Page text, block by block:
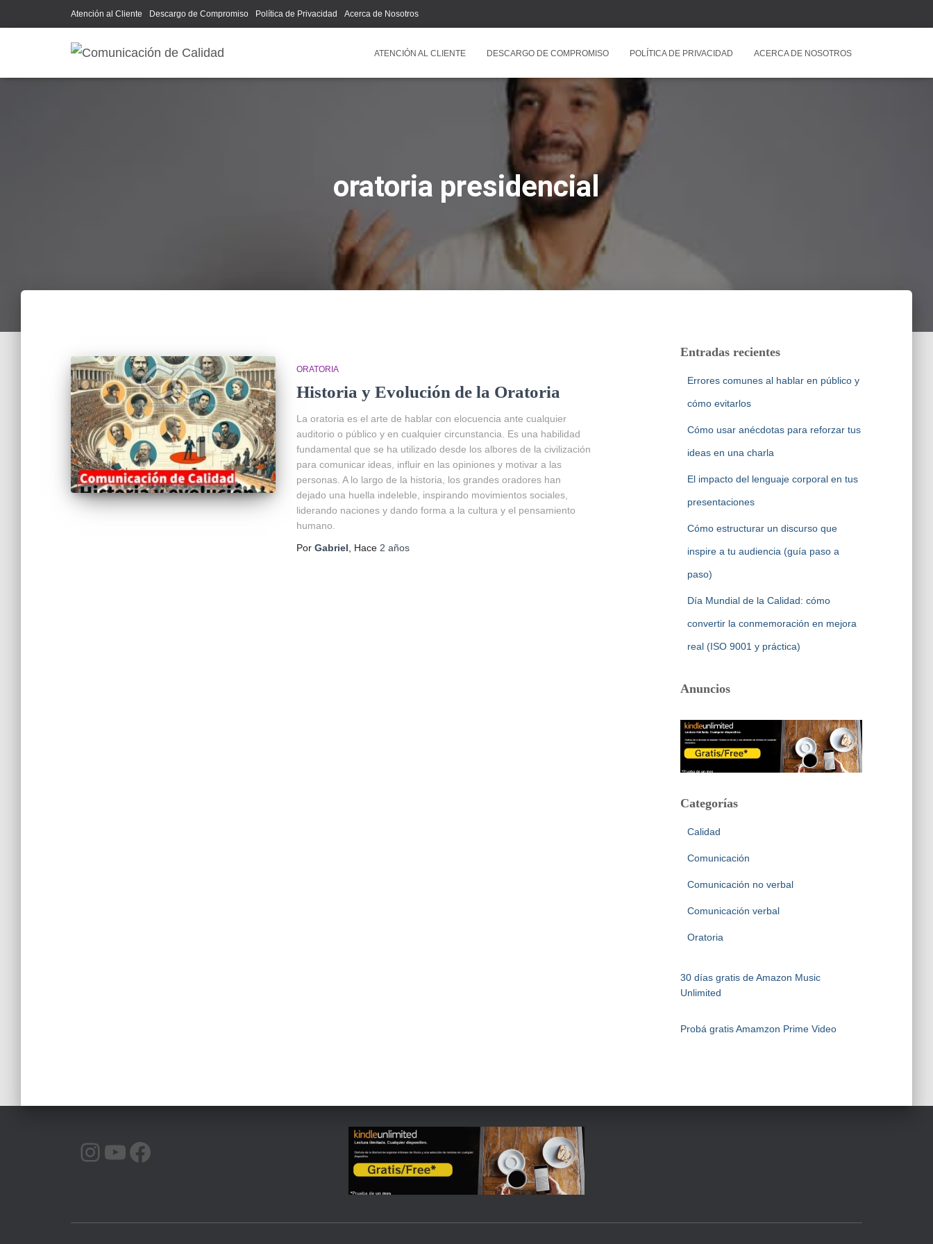
Atención al Cliente Descargo de Compromiso Política de Privacidad Acerca de Nosotros
ATENCIÓN AL CLIENTE DESCARGO DE COMPROMISO POLÍTICA DE PRIVACIDAD ACERCA DE NOSOTROS
oratoria presidencial
ORATORIA
Historia y Evolución de la Oratoria
La oratoria es el arte de hablar con elocuencia ante cualquier
auditorio o público y en cualquier circunstancia. Es una habilidad
fundamental que se ha utilizado desde los albores de la civilización
para comunicar ideas, influir en las opiniones y motivar a las
personas. A lo largo de la historia, los grandes oradores han
dejado una huella indeleble, inspirando movimientos sociales,
liderando naciones y dando forma a la cultura y el pensamiento
humano.
Por Gabriel , Hace 2 años
Entradas recientes
Errores comunes al hablar en público y
cómo evitarlos
Cómo usar anécdotas para reforzar tus
ideas en una charla
El impacto del lenguaje corporal en tus
presentaciones
Cómo estructurar un discurso que
inspire a tu audiencia (guía paso a
paso)
Día Mundial de la Calidad: cómo
convertir la conmemoración en mejora
real (ISO 9001 y práctica)
Anuncios
Categorías
Calidad
Comunicación
Comunicación no verbal
Comunicación verbal
Oratoria
30 días gratis de Amazon Music
Unlimited
Probá gratis Amamzon Prime Video